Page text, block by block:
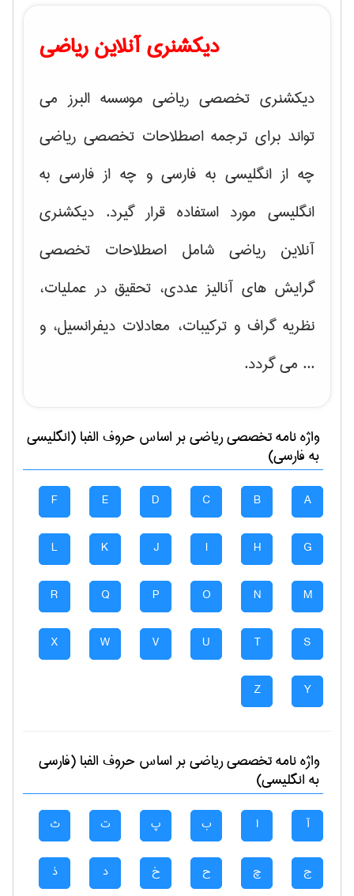
دیکشنری آنلاین ریاضی
دیکشنری تخصصی ریاضی موسسه البرز می
تواند برای ترجمه اصطلاحات تخصصی ریاضی
چه از انگلیسی به فارسی و چه از فارسی به
انگلیسی مورد استفاده قرار گیرد. دیکشنری
آنلاین ریاضی شامل اصطلاحات تخصصی
گرایش های آنالیز عددی، تحقیق در عملیات،
نظریه گراف و تركیبات، معادلات دیفرانسیل، و
... می گردد.
واژه نامه تخصصیرياضیبر اساس حروف الفبا (انگلیسی
به فارسی)
A
B
C
D
E
F
G
H
I
J
K
L
M
N
O
P
Q
R
S
T
U
V
W
X
Y
Z
واژه نامه تخصصیرياضیبر اساس حروف الفبا (فارسی
به انگلیسی)
آ ا ب پ ت ث
ج چ ح خ د ذ